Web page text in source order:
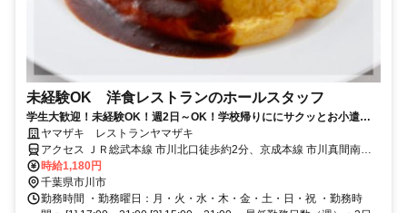
未経験OK 洋食レストランのホールスタッフ
学生大歓迎！未経験OK！週2日～OK！学校帰りににサクッとお小遣い
稼ぎ♪ 洋食レストランのホールのお仕事です！ 初めてのアルバイトで
も安心サポート◎ お友達と一緒に応募もOKです。
ヤマザキ レストランヤマザキ
アクセス ＪＲ総武本線 市川北口徒歩約2分、京成本線 市川真間南口
徒歩約6分、京成本線 国府台徒歩約13分 市川駅北口スグ、「ＹＡMＡ
ＺＡＫＩ」の文字と太陽マークが目印のビルの２階です。
時給1,180円
千葉県市川市
勤務時間 ・勤務曜日：月・火・水・木・金・土・日・祝 ・勤務時